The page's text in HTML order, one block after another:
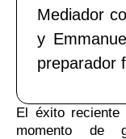
Mediador
y
preparador
El éxito
momento de